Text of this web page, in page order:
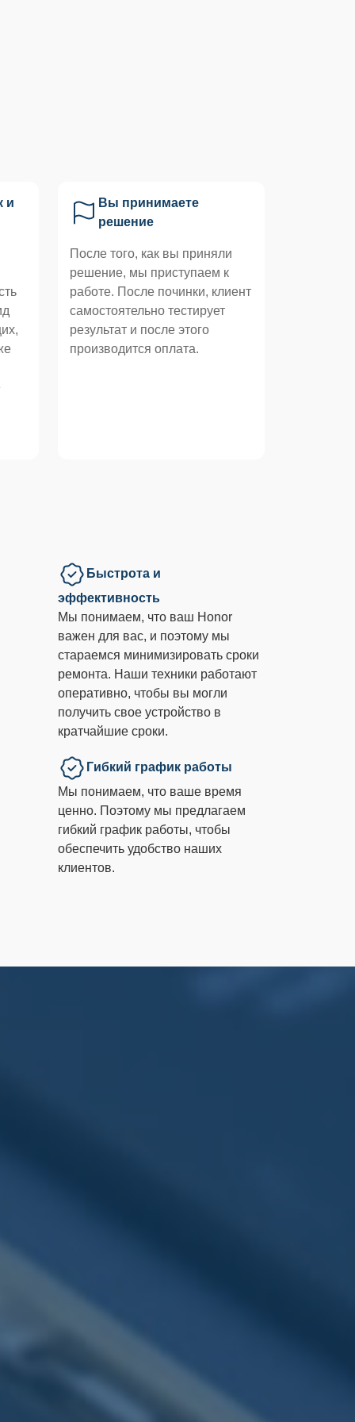
и
Вы принимаете
решение
После того, как вы приняли
решение, мы приступаем к
работе. После починки, клиент
самостоятельно тестирует
результат и после этого
производится оплата.
Быстрота и
эффективность
Мы понимаем, что ваш Honor
важен для вас, и поэтому мы
стараемся минимизировать сроки
ремонта. Наши техники работают
оперативно, чтобы вы могли
получить свое устройство в
кратчайшие сроки.
Гибкий график работы
Мы понимаем, что ваше время
ценно. Поэтому мы предлагаем
гибкий график работы, чтобы
обеспечить удобство наших
клиентов.